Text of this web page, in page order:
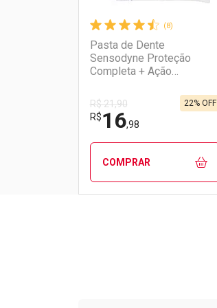
(8)
Pasta de Dente
Sensodyne Proteção
Completa + Ação
R$ 21,90
R$16,98
22% OFF
COMPRAR